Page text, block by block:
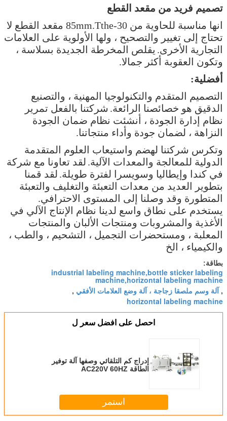
تصميم فريد من مقعد القطع
انها مناسبة للحاوية من 30-85mm.Tthe مقعد القطع لا
تحتاج إلى تغيير والتصحيح ، ولها الأولوية على العلامات
التجارية الأخرى. يقلص المخرطة الجديدة بسلاسة ،
وتكون العقوبة أكثر جمالا.
أفضلية:
التصميم المتقدم والتكنولوجيا المهنية ، والتصنيع
الدقيق هو خصائصنا الرائعة. شركتنا بالفعل تمرير
نظام إدارة الجودة ، أنشئت نظام ضمان الجودة
النزاهة ، لضمان جودة وأداء منتجاتنا.
وتكرس شركتنا لهضم واستيعاب العلوم المتقدمة
الدولية للمعالجة والمعدات الآلية. لقد تعاونا مع شركة
في كندا وإيطاليا وسويسرا لفترة طويلة. لقد قمنا
بتطوير العديد من معدات التعبئة والتغليف والتعبئة
المتطورة وقد وصلنا إلى المستوى الاحترافي.
يستخدم على نطاق واسع لدينا نظام الإنتاج الآلي في
الأغذية والمشروبات ومنتجات الألبان والمنتجات
المعلبة ، ومستحضرات التجميل ، التشحيم ، والطب ،
والكيمياء ، الخ
بطاقة:
industrial labeling machine,bottle sticker labeling
machine,horizontal labeling machine
, آلة وسم ملصقا زجاجة ، آلة وضع العلامات الأفقي ,
horizontal labeling machine
احصل على افضل سعر ل
إدراج كم التلقائي وصفها آلة توفير
الطاقة AC220V 60HZ
استمر